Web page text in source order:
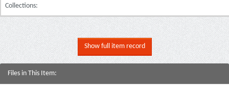
Collections:
Show full item record
Files in This Item: